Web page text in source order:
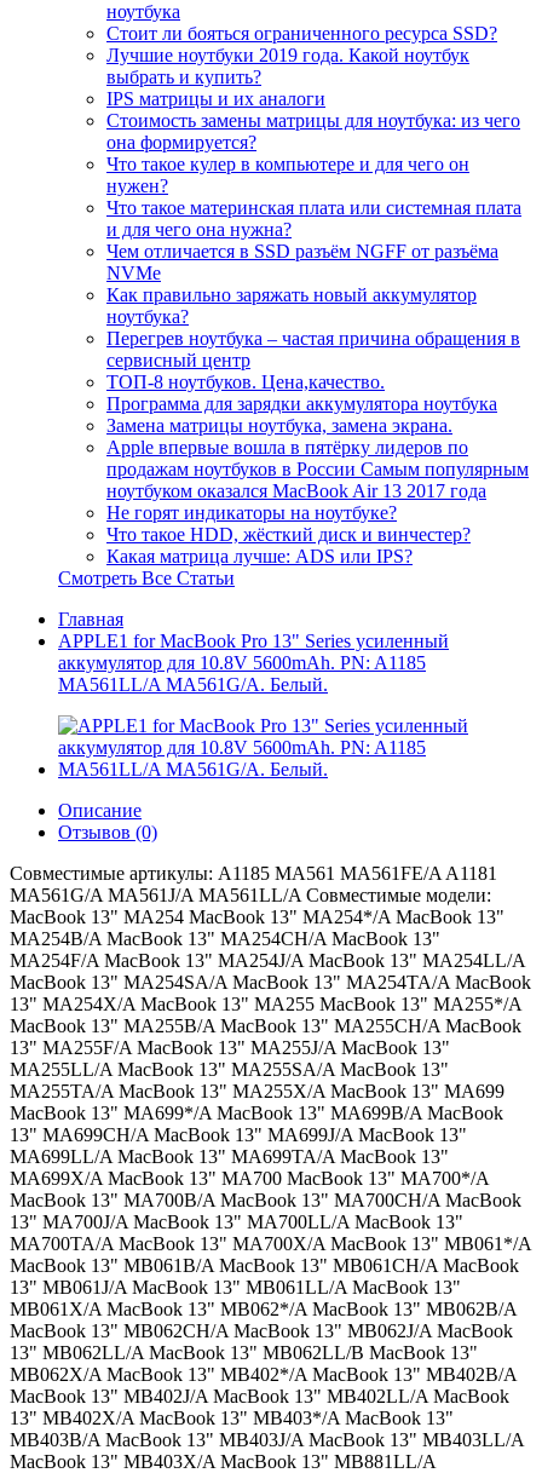
ноутбука
Стоит ли бояться ограниченного ресурса SSD?
Лучшие ноутбуки 2019 года. Какой ноутбук
выбрать и купить?
IPS матрицы и их аналоги
Стоимость замены матрицы для ноутбука: из чего
она формируется?
Что такое кулер в компьютере и для чего он
нужен?
Что такое материнская плата или системная плата
и для чего она нужна?
Чем отличается в SSD разъём NGFF от разъёма
NVMe
Как правильно заряжать новый аккумулятор
ноутбука?
Перегрев ноутбука – частая причина обращения в
сервисный центр
ТОП-8 ноутбуков. Цена,качество.
Программа для зарядки аккумулятора ноутбука
Замена матрицы ноутбука, замена экрана.
Apple впервые вошла в пятёрку лидеров по
продажам ноутбуков в России Самым популярным
ноутбуком оказался MacBook Air 13 2017 года
Не горят индикаторы на ноутбуке?
Что такое HDD, жёсткий диск и винчестер?
Какая матрица лучше: ADS или IPS?
Смотреть Все Статьи
Главная
APPLE1 for MacBook Pro 13" Series усиленный
аккумулятор для 10.8V 5600mAh. PN: A1185
MA561LL/A MA561G/A. Белый.
Описание
Отзывов (0)
Совместимые артикулы: A1185 MA561 MA561FE/A A1181
MA561G/A MA561J/A MA561LL/A Совместимые модели:
MacBook 13" MA254 MacBook 13" MA254*/A MacBook 13"
MA254B/A MacBook 13" MA254CH/A MacBook 13"
MA254F/A MacBook 13" MA254J/A MacBook 13" MA254LL/A
MacBook 13" MA254SA/A MacBook 13" MA254TA/A MacBook
13" MA254X/A MacBook 13" MA255 MacBook 13" MA255*/A
MacBook 13" MA255B/A MacBook 13" MA255CH/A MacBook
13" MA255F/A MacBook 13" MA255J/A MacBook 13"
MA255LL/A MacBook 13" MA255SA/A MacBook 13"
MA255TA/A MacBook 13" MA255X/A MacBook 13" MA699
MacBook 13" MA699*/A MacBook 13" MA699B/A MacBook
13" MA699CH/A MacBook 13" MA699J/A MacBook 13"
MA699LL/A MacBook 13" MA699TA/A MacBook 13"
MA699X/A MacBook 13" MA700 MacBook 13" MA700*/A
MacBook 13" MA700B/A MacBook 13" MA700CH/A MacBook
13" MA700J/A MacBook 13" MA700LL/A MacBook 13"
MA700TA/A MacBook 13" MA700X/A MacBook 13" MB061*/A
MacBook 13" MB061B/A MacBook 13" MB061CH/A MacBook
13" MB061J/A MacBook 13" MB061LL/A MacBook 13"
MB061X/A MacBook 13" MB062*/A MacBook 13" MB062B/A
MacBook 13" MB062CH/A MacBook 13" MB062J/A MacBook
13" MB062LL/A MacBook 13" MB062LL/B MacBook 13"
MB062X/A MacBook 13" MB402*/A MacBook 13" MB402B/A
MacBook 13" MB402J/A MacBook 13" MB402LL/A MacBook
13" MB402X/A MacBook 13" MB403*/A MacBook 13"
MB403B/A MacBook 13" MB403J/A MacBook 13" MB403LL/A
MacBook 13" MB403X/A MacBook 13" MB881LL/A